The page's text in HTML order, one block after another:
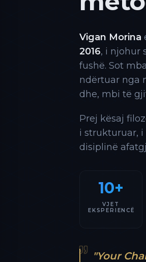
Vigan Morina
2016, i njohur
fushë. Sot
ndërtuar nga
dhe, mbi të
Prej kësaj
i strukturuar,
disiplinë
10+
VJET
EKSPERIENCË
"Your